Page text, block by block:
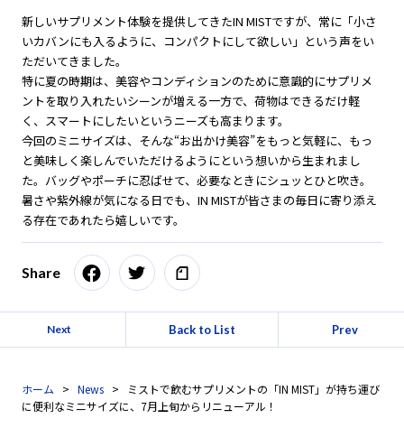
新しいサプリメント体験を提供してきたIN MISTですが、常に「小さ
いカバンにも入るように、コンパクトにして欲しい」という声をい
ただいてきました。
特に夏の時期は、美容やコンディションのために意識的にサプリメ
ントを取り入れたいシーンが増える一方で、荷物はできるだけ軽
く、スマートにしたいというニーズも高まります。
今回のミニサイズは、そんな“お出かけ美容”をもっと気軽に、もっ
と美味しく楽しんでいただけるようにという想いから生まれまし
た。バッグやポーチに忍ばせて、必要なときにシュッとひと吹き。
暑さや紫外線が気になる日でも、IN MISTが皆さまの毎日に寄り添え
る存在であれたら嬉しいです。
Share
Next Back to List Prev
ホーム News
ミストで飲むサプリメントの「IN MIST」が持ち運び
に便利なミニサイズに、7月上旬からリニューアル！